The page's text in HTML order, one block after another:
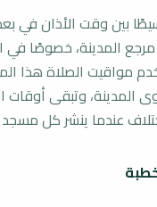
بين وقت الأذان في
مرجع المدينة، خصوصًا في
مواقيت الصلاة هذا
المدينة، وتبقى أوقات
عندما ينشر كل